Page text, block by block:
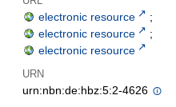
electronic resource
;
electronic resource
;
electronic resource
URN
urn:nbn:de:hbz:5:2-4626